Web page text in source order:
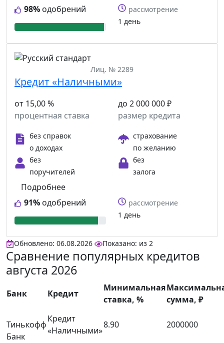
98% одобрений
рассмотрение
1 день
Лиц. № 2289
Кредит «Наличными»
от 15,00 %
процентная ставка
до 2 000 000 ₽
размер кредита
без справок
о доходах
страхование
по желанию
без
поручителей
без
залога
91% одобрений
Подробнее
рассмотрение
1 день
Обновлено: 06.08.2026 Показано: из 2
Сравнение популярных кредитов
августа 2026
Банк Кредит
Минимальная
ставка, %
сумма, ₽
Тинькофф
Банк
Кредит
«Наличными»
8.90 2000000